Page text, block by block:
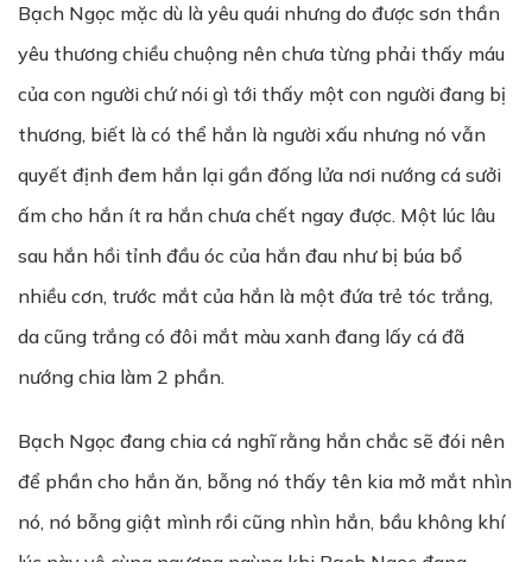
Bạch Ngọc mặc dù là yêu quái nhưng do được sơn thần
yêu thương chiều chuộng nên chưa từng phải thấy máu
của con người chứ nói gì tới thấy một con người đang bị
thương, biết là có thể hắn là người xấu nhưng nó vẫn
quyết định đem hắn lại gần đống lửa nơi nướng cá sưởi
ấm cho hắn ít ra hắn chưa chết ngay được. Một lúc lâu
sau hắn hồi tỉnh đầu óc của hắn đau như bị búa bổ
nhiều cơn, trước mắt của hắn là một đứa trẻ tóc trắng,
da cũng trắng có đôi mắt màu xanh đang lấy cá đã
nướng chia làm 2 phần.
Bạch Ngọc đang chia cá nghĩ rằng hắn chắc sẽ đói nên
để phần cho hắn ăn, bỗng nó thấy tên kia mở mắt nhìn
nó, nó bỗng giật mình rồi cũng nhìn hắn, bầu không khí